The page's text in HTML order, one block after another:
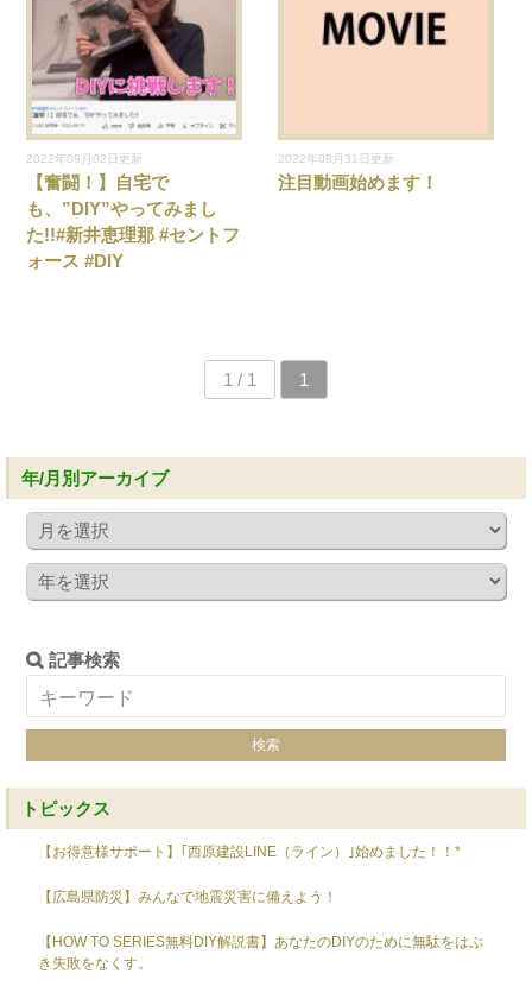
2022年09月02日更新
【奮闘！】自宅で
も、”DIY”やってみまし
た!!#新井恵理那 #セントフ
ォース #DIY
2022年08月31日更新
注目動画始めます！
1 / 1 1
年/月別アーカイブ
記事検索
トピックス
【お得意様サポート】｢西原建設LINE（ライン）｣始めました！！*
【広島県防災】みんなで地震災害に備えよう！
【HOW TO SERIES無料DIY解説書】あなたのDIYのために無駄をはぶ
き失敗をなくす。